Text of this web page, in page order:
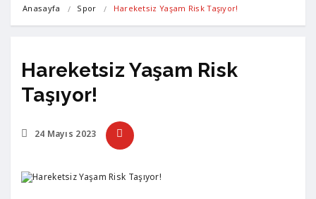
Anasayfa Spor Hareketsiz Yaşam Risk Taşıyor!
Hareketsiz Yaşam Risk
Taşıyor!
24 Mayıs 2023